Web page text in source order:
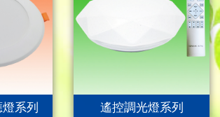
系列 遙控調光燈系列